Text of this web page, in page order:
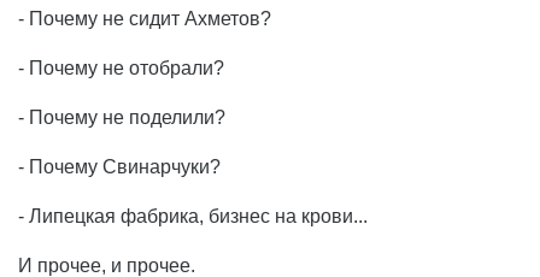
- Почему не сидит Ахметов?
- Почему не отобрали?
- Почему не поделили?
- Почему Свинарчуки?
- Липецкая фабрика, бизнес на крови...
И прочее, и прочее.